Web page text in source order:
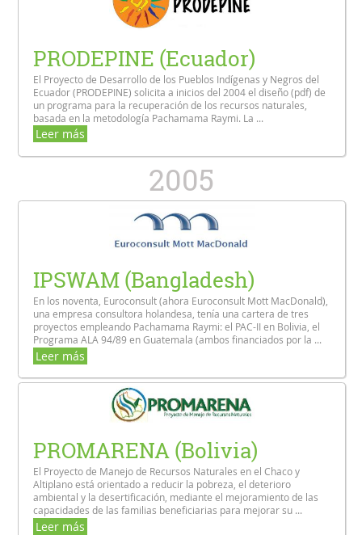
PRODEPINE (Ecuador)
El Proyecto de Desarrollo de los Pueblos Indígenas y Negros del
Ecuador (PRODEPINE) solicita a inicios del 2004 el diseño (pdf) de
un programa para la recuperación de los recursos naturales,
basada en la metodología Pachamama Raymi. La ...
Leer más
2005
IPSWAM (Bangladesh)
En los noventa, Euroconsult (ahora Euroconsult Mott MacDonald),
una empresa consultora holandesa, tenía una cartera de tres
proyectos empleando Pachamama Raymi: el PAC-II en Bolivia, el
Programa ALA 94/89 en Guatemala (ambos financiados por la ...
Leer más
PROMARENA (Bolivia)
El Proyecto de Manejo de Recursos Naturales en el Chaco y
Altiplano está orientado a reducir la pobreza, el deterioro
ambiental y la desertificación, mediante el mejoramiento de las
capacidades de las familias beneficiarias para mejorar su ...
Leer más